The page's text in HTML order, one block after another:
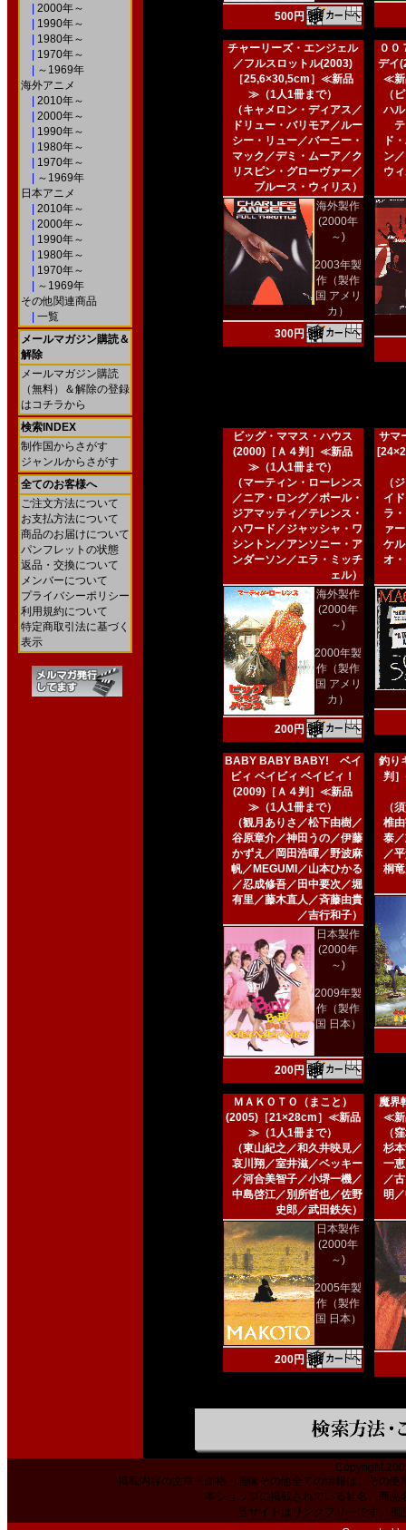
2000年～
1990年～
1980年～
1970年～
～1969年
海外アニメ
2010年～
2000年～
1990年～
1980年～
1970年～
～1969年
日本アニメ
2010年～
2000年～
1990年～
1980年～
1970年～
～1969年
その他関連商品
一覧
メールマガジン購読＆
解除
メールマガジン購読
（無料）＆解除の登録
はコチラから
検索INDEX
制作国からさがす
ジャンルからさがす
全てのお客様へ
ご注文方法について
お支払方法について
商品のお届けについて
パンフレットの状態
返品・交換について
メンバーについて
プライバシーポリシー
利用規約について
特定商取引法に基づく
表示
500円
チャーリーズ・エンジェル
／フルスロットル(2003)
［25,6×30,5cm］≪新品
≫（1人1冊まで）
（キャメロン・ディアス／
ドリュー・バリモア／ルー
シー・リュー／バーニー・
マック／デミ・ムーア／ク
リスピン・グローヴァー／
ブルース・ウィリス）
海外製作
(2000年
～)
2003年製
作（製作
国 アメリ
カ）
300円
００
デイ
≪新
（
ハ
ド
ン
ウ
ビッグ・ママス・ハウス
(2000)［Ａ４判］≪新品
≫（1人1冊まで）
（マーティン・ローレンス
／ニア・ロング／ポール・
ジアマッティ／テレンス・
ハワード／ジャッシャ・ワ
シントン／アンソニー・ア
ンダーソン／エラ・ミッチ
ェル）
海外製作
(2000年
～)
2000年製
作（製作
国 アメリ
カ）
200円
サマ
（
イ
ラ
ァ
ケ
オ
BABY BABY BABY! ベイ
ビィ ベイビィ ベイビィ！
(2009)［Ａ４判］≪新品
≫（1人1冊まで）
（観月ありさ／松下由樹／
谷原章介／神田うの／伊藤
かずえ／岡田浩暉／野波麻
帆／MEGUMI／山本ひかる
／忍成修吾／田中要次／堀
有里／藤木直人／斉藤由貴
／吉行和子）
日本製作
(2000年
～)
2009年製
作（製作
国 日本）
200円
釣り
判
（
椎
泰
／
桐
ＭＡＫＯＴＯ（まこと）
(2005)［21×28cm］≪新品
≫（1人1冊まで）
（東山紀之／和久井映見／
哀川翔／室井滋／ベッキー
／河合美智子／小堺一機／
中島啓江／別所哲也／佐野
史郎／武田鉄矢）
日本製作
(2000年
～)
2005年製
作（製作
国 日本）
200円
魔界
≪新
（
杉
一
／
明
Copyright
掲載内容の文章・価格・画像その他全ての情報は、その
本ショップに掲載されている社名、商
当サイトはリンクフリーです。相